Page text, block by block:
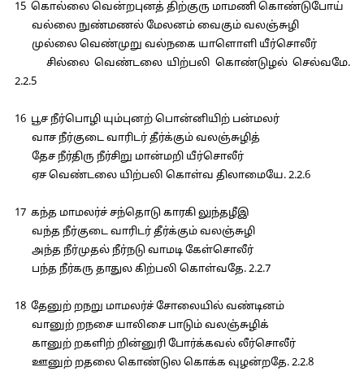
15 கொல்லை வென்றபுனத் திற்குரு மாமணி கொண்டுபோய்
வல்லை நுண்மணல் மேலனம் வைகும் வலஞ்சுழி
முல்லை வெண்முறு வல்நகை யாளொளி யீர்சொலீர்
சில்லை வெண்டலை யிற்பலி கொண்டுழல் செல்வமே.
2.2.5
16 பூச நீர்பொழி யும்புனற் பொன்னியிற் பன்மலர்
வாச நீர்குடை வாரிடர் தீர்க்கும் வலஞ்சுழித்
தேச நீர்திரு நீர்சிறு மான்மறி யீர்சொலீர்
ஏச வெண்டலை யிற்பலி கொள்வ திலாமையே. 2.2.6
17 கந்த மாமலர்ச் சந்தொடு காரகி லுந்தழீஇ
வந்த நீர்குடை வாரிடர் தீர்க்கும் வலஞ்சுழி
அந்த நீர்முதல் நீர்நடு வாமடி கேள்சொலீர்
பந்த நீர்கரு தாதுல கிற்பலி கொள்வதே. 2.2.7
18 தேனுற் றநறு மாமலர்ச் சோலையில் வண்டினம்
வானுற் றநசை யாலிசை பாடும் வலஞ்சுழிக்
கானுற் றகளிற் றின்னுரி போர்க்கவல் லீர்சொலீர்
ஊனுற் றதலை கொண்டுல கொக்க வுழன்றதே. 2.2.8